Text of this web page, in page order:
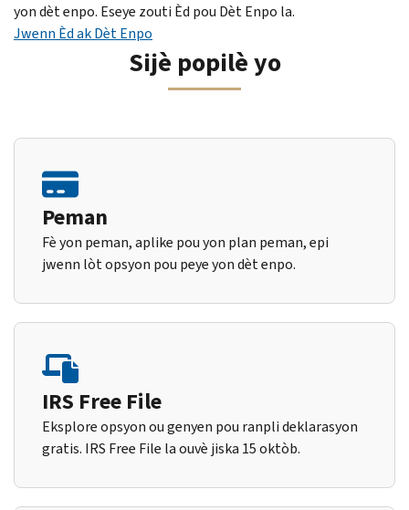
yon dèt enpo. Eseye zouti Èd pou Dèt Enpo la.
Jwenn Èd ak Dèt Enpo
Sijè popilè yo
Peman
Fè yon peman, aplike pou yon plan peman, epi
jwenn lòt opsyon pou peye yon dèt enpo.
IRS Free File
Eksplore opsyon ou genyen pou ranpli deklarasyon
gratis. IRS Free File la ouvè jiska 15 oktòb.